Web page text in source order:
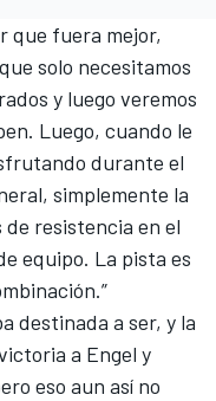
que fuera mejor,
solo necesitamos
y luego veremos
Luego, cuando le
durante el
simplemente la
resistencia en el
equipo. La pista es
destinada a ser, y la
a Engel y
eso aun así no